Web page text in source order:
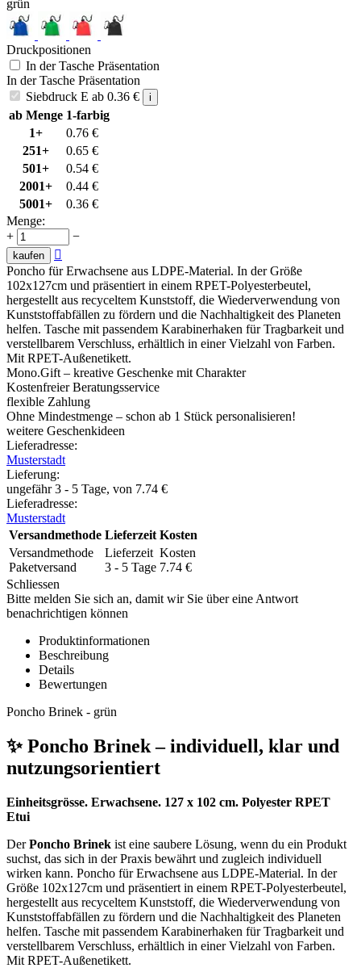
grün
Druckpositionen
In der Tasche Präsentation
In der Tasche Präsentation
Siebdruck E ab 0.36 € i
ab Menge 1-farbig
1+
0.76 €
251+
0.65 €
501+
0.54 €
2001+
0.44 €
5001+
0.36 €
Menge:
+
−
kaufen

Poncho für Erwachsene aus LDPE-Material. In der Größe
102x127cm und präsentiert in einem RPET-Polyesterbeutel,
hergestellt aus recyceltem Kunststoff, die Wiederverwendung von
Kunststoffabfällen zu fördern und die Nachhaltigkeit des Planeten
helfen. Tasche mit passendem Karabinerhaken für Tragbarkeit und
verstellbarem Verschluss, erhältlich in einer Vielzahl von Farben.
Mit RPET-Außenetikett.
Mono.Gift – kreative Geschenke mit Charakter
Kostenfreier Beratungsservice
flexible Zahlung
Ohne Mindestmenge – schon ab 1 Stück personalisieren!
weitere Geschenkideen
Lieferadresse:
Musterstadt
Lieferung:
ungefähr 3 - 5 Tage, von 7.74 €
Lieferadresse:
Musterstadt
Versandmethode Lieferzeit Kosten
Versandmethode
Paketversand
Lieferzeit
3 - 5 Tage
Kosten
7.74 €
Schliessen
Bitte melden Sie sich an, damit wir Sie über eine Antwort
benachrichtigen können
Produktinformationen
Beschreibung
Details
Bewertungen
Poncho Brinek - grün
✨ Poncho Brinek – individuell, klar und
nutzungsorientiert
Einheitsgrösse. Erwachsene. 127 x 102 cm. Polyester RPET
Etui
DerPoncho Brinek ist eine saubere Lösung, wenn du ein Produkt
suchst, das sich in der Praxis bewährt und zugleich individuell
wirken kann. Poncho für Erwachsene aus LDPE-Material. In der
Größe 102x127cm und präsentiert in einem RPET-Polyesterbeutel,
hergestellt aus recyceltem Kunststoff, die Wiederverwendung von
Kunststoffabfällen zu fördern und die Nachhaltigkeit des Planeten
helfen. Tasche mit passendem Karabinerhaken für Tragbarkeit und
verstellbarem Verschluss, erhältlich in einer Vielzahl von Farben.
Mit RPET-Außenetikett.